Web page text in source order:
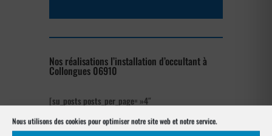
Nous utilisons des cookies pour optimiser notre site web et notre service.
Nos réalisations l’installation d’occultant à
Collongues 06910
[su_posts posts_per_page= »4″
orderby= »rand »]